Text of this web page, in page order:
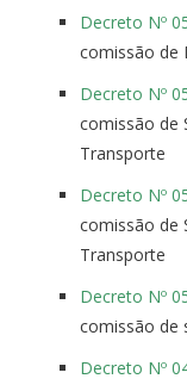
Decreto Nº
comissão de
Decreto Nº
comissão de
Transporte
Decreto Nº
comissão de
Transporte
Decreto Nº
comissão de
Decreto Nº